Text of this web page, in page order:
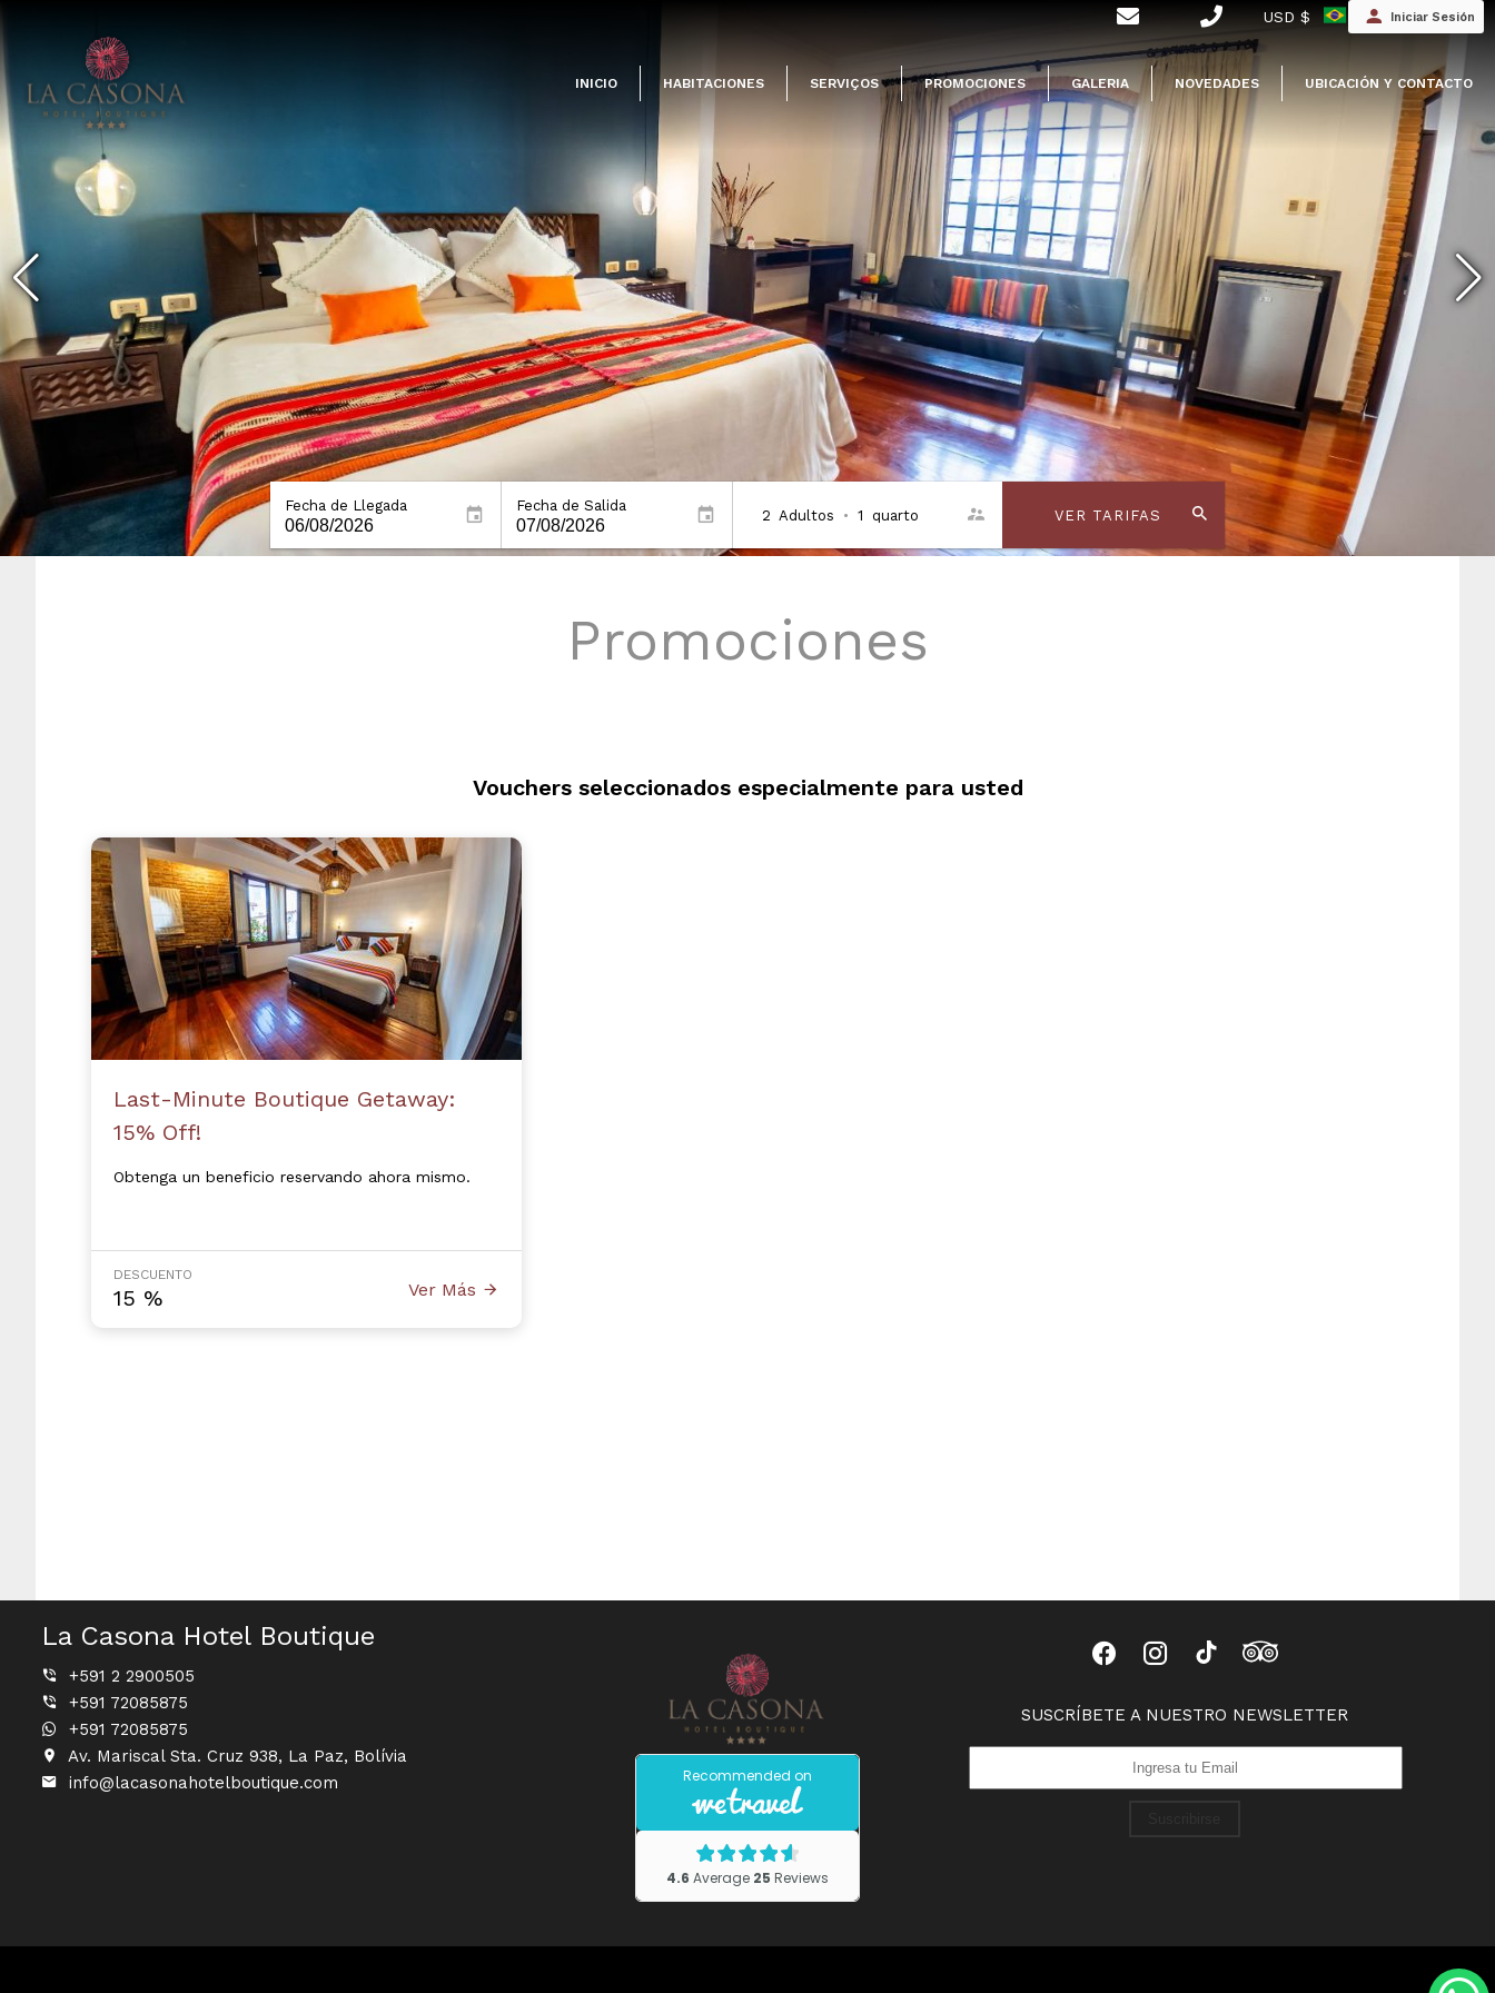
INICIO HABITACIONES SERVIÇOS PROMOCIONES GALERIA NOVEDADES UBICACIÓN Y CONTACTO
USD $ Iniciar Sesión
Fecha de Llegada Fecha de Salida
2 Adultos • 1 quarto VER TARIFAS
Promociones
Vouchers seleccionados especialmente para usted
Last-Minute Boutique Getaway:
15% Off!
Obtenga un beneficio reservando ahora mismo.
DESCUENTO
15 % Ver Más
La Casona Hotel Boutique
+591 2 2900505
+591 72085875
+591 72085875
Av. Mariscal Sta. Cruz 938, La Paz, Bolívia
info@lacasonahotelboutique.com
SUSCRÍBETE A NUESTRO NEWSLETTER